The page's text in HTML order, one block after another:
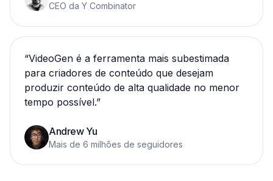
CEO da Y Combinator
“VideoGen é a ferramenta mais subestimada
para criadores de conteúdo que desejam
produzir conteúdo de alta qualidade no menor
tempo possível.”
Andrew Yu
Mais de 6 milhões de seguidores